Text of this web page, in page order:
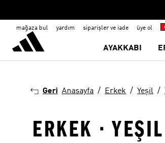
mağaza bul yardım siparişler ve iade üye ol
AYAKKABI
Geri Anasayfa Erkek Yeşil
ERKEK ·